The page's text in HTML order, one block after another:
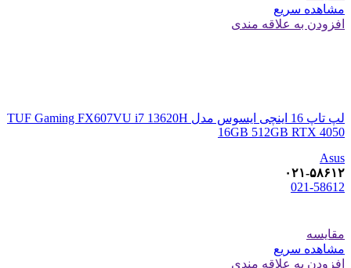
مشاهده سریع
افزودن به علاقه مندی
لپ تاپ 16 اینچی ایسوس مدل TUF Gaming FX607VU i7 13620H
16GB 512GB RTX 4050
Asus
۰۲۱-۵۸۶۱۲
021-58612
مقایسه
مشاهده سریع
افزودن به علاقه مندی